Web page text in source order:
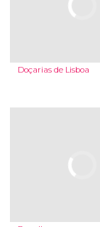
Doçarias de Lisboa